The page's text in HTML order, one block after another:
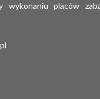
wykonaniu placów